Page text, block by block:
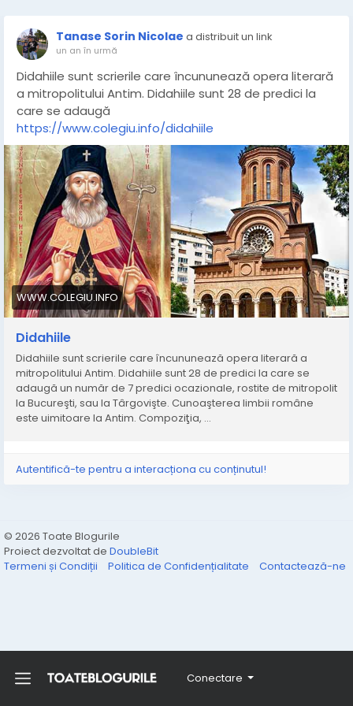
Conectare
Tanase Sorin Nicolae a distribuit un link
un an în urmă
Didahiile sunt scrierile care încununează opera literară
a mitropolitului Antim. Didahiile sunt 28 de predici la
care se adaugă
https://www.colegiu.info/didahiile
WWW.COLEGIU.INFO
Didahiile
Didahiile sunt scrierile care încununează opera literară a
mitropolitului Antim. Didahiile sunt 28 de predici la care se
adaugă un număr de 7 predici ocazionale, rostite de mitropolit
la Bucureşti, sau la Târgovişte. Cunoaşterea limbii române
este uimitoare la Antim. Compoziţia, ...
Autentifică-te pentru a interacționa cu conținutul!
© 2026 Toate Blogurile
Proiect dezvoltat de DoubleBit
Termeni și Condiții
Politica de Confidențialitate Contactează-ne